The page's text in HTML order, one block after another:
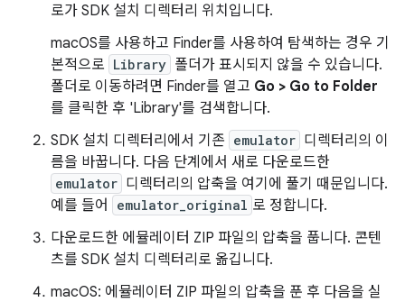
로가 SDK 설치 디렉터리 위치입니다.
macOS를 사용하고 Finder를 사용하여 탐색하는 경우 기
본적으로 Library 폴더가 표시되지 않을 수 있습니다.
폴더로 이동하려면 Finder를 열고 Go > Go to Folder
를 클릭한 후 'Library'를 검색합니다.
SDK 설치 디렉터리에서 기존 emulator 디렉터리의 이
름을 바꿉니다. 다음 단계에서 새로 다운로드한
emulator 디렉터리의 압축을 여기에 풀기 때문입니다.
예를 들어
emulator_original 로 정합니다.
다운로드한 에뮬레이터 ZIP 파일의 압축을 풉니다. 콘텐
츠를 SDK 설치 디렉터리로 옮깁니다.
macOS: 에뮬레이터 ZIP 파일의 압축을 푼 후 다음을 실